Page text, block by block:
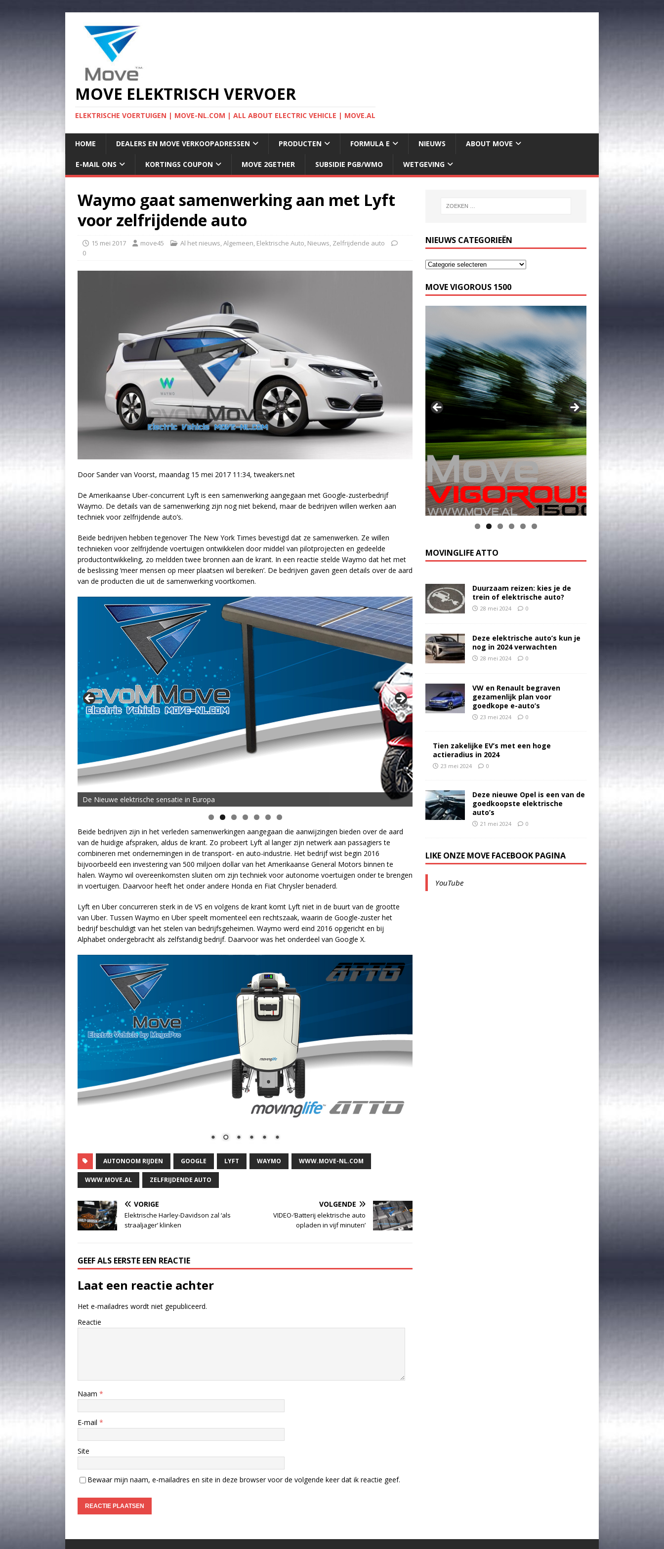
MOVE ELEKTRISCH VERVOER
ELEKTRISCHE VOERTUIGEN | MOVE-NL.COM | ALL ABOUT ELECTRIC VEHICLE | MOVE.AL
HOME DEALERS EN MOVE VERKOOPADRESSEN PRODUCTEN FORMULA E NIEUWS ABOUT MOVE
E-MAIL ONS KORTINGS COUPON MOVE 2GETHER SUBSIDIE PGB/WMO WETGEVING
Waymo gaat samenwerking aan met Lyft
voor zelfrijdende auto
15 mei 2017 move45 Al het nieuws,Algemeen, Elektrische Auto, Nieuws, Zelfrijdende auto
0
Door Sander van Voorst, maandag 15 mei 2017 11:34, tweakers.net
De Amerikaanse Uber-concurrent Lyft is een samenwerking aangegaan met Google-zusterbedrijf
Waymo. De details van de samenwerking zijn nog niet bekend, maar de bedrijven willen werken aan
techniek voor zelfrijdende auto’s.
Beide bedrijven hebben tegenover The New York Times bevestigd dat ze samenwerken. Ze willen
technieken voor zelfrijdende voertuigen ontwikkelen door middel van pilotprojecten en gedeelde
productontwikkeling, zo meldden twee bronnen aan de krant. In een reactie stelde Waymo dat het met
de beslissing ‘meer mensen op meer plaatsen wil bereiken’. De bedrijven gaven geen details over de aard
van de producten die uit de samenwerking voortkomen.
De Nieuwe elektrische sensatie in Europa
Beide bedrijven zijn in het verleden samenwerkingen aangegaan die aanwijzingen bieden over de aard
van de huidige afspraken, aldus de krant. Zo probeert Lyft al langer zijn netwerk aan passagiers te
combineren met ondernemingen in de transport- en auto-industrie. Het bedrijf wist begin 2016
bijvoorbeeld een investering van 500 miljoen dollar van het Amerikaanse General Motors binnen te
halen. Waymo wil overeenkomsten sluiten om zijn techniek voor autonome voertuigen onder te brengen
in voertuigen. Daarvoor heeft het onder andere Honda en Fiat Chrysler benaderd.
Lyft en Uber concurreren sterk in de VS en volgens de krant komt Lyft niet in de buurt van de grootte
van Uber. Tussen Waymo en Uber speelt momenteel een rechtszaak, waarin de Google-zuster het
bedrijf beschuldigt van het stelen van bedrijfsgeheimen. Waymo werd eind 2016 opgericht en bij
Alphabet ondergebracht als zelfstandig bedrijf. Daarvoor was het onderdeel van Google X.
AUTONOOM RIJDEN GOOGLE LYFT WAYMO WWW.MOVE-NL.COM
WWW.MOVE.AL ZELFRIJDENDE AUTO
VORIGE
Elektrische Harley-Davidson zal ‘als
straaljager’ klinken
VOLGENDE
VIDEO-‘Batterij elektrische auto
opladen in vijf minuten’
GEEF ALS EERSTE EEN REACTIE
Laat een reactie achter
Het e-mailadres wordt niet gepubliceerd.
Reactie
Naam *
E-mail *
Site
Bewaar mijn naam, e-mailadres en site in deze browser voor de volgende keer dat ik reactie geef.
NIEUWS CATEGORIEËN
MOVE VIGOROUS 1500
MOVINGLIFE ATTO
Duurzaam reizen: kies je de
trein of elektrische auto?
28 mei 2024 0
Deze elektrische auto’s kun je
nog in 2024 verwachten
28 mei 2024 0
VW en Renault begraven
gezamenlijk plan voor
goedkope e-auto’s
23 mei 2024 0
Tien zakelijke EV’s met een hoge
actieradius in 2024
23 mei 2024 0
Deze nieuwe Opel is een van de
goedkoopste elektrische
auto’s
21 mei 2024 0
LIKE ONZE MOVE FACEBOOK PAGINA
YouTube